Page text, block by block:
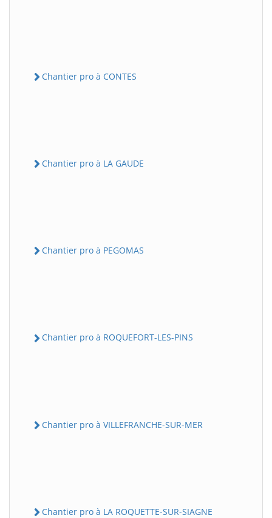
Chantier pro à CONTES
Chantier pro à LA GAUDE
Chantier pro à PEGOMAS
Chantier pro à ROQUEFORT-LES-PINS
Chantier pro à VILLEFRANCHE-SUR-MER
Chantier pro à LA ROQUETTE-SUR-SIAGNE